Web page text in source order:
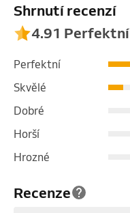
Recenze
Shrnutí recenzí
4.91 Perfektní
Perfektní
Skvělé
Dobré
Horší
Hrozné